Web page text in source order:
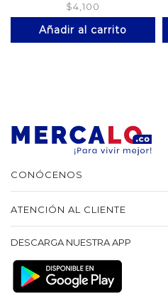
$4,100
Añadir al carrito
CONÓCENOS
ATENCIÓN AL CLIENTE
DESCARGA NUESTRA APP